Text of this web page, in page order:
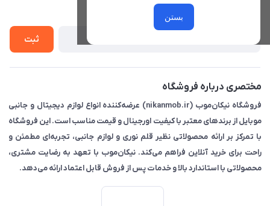
بستن
از جدید‌ترین تخفیف‌ها با‌ خبر شوید
ثبت
مختصری درباره فروشگاه
فروشگاه نیکان‌موب (nikanmob.ir) عرضه‌کننده انواع لوازم دیجیتال و جانبی
موبایل از برندهای معتبر با کیفیت اورجینال و قیمت مناسب است. این فروشگاه
با تمرکز بر ارائه محصولاتی نظیر قلم نوری و لوازم جانبی، تجربه‌ای مطمئن و
راحت برای خرید آنلاین فراهم می‌کند. نیکان‌موب با تعهد به رضایت مشتری،
محصولاتی با استاندارد بالا و خدمات پس از فروش قابل اعتماد ارائه می‌دهد.